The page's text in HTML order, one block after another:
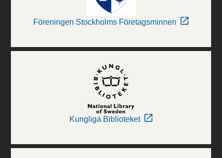
Föreningen Stockholms Företagsminnen
Kungliga Biblioteket